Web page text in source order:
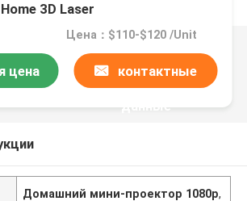
3D Laser
Цена：$110-$120 /Unit
цена контактные
данные
Домашний мини-проектор 1080p,